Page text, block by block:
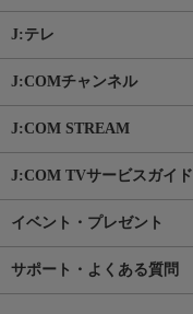
J:テレ
J:COMチャンネル
J:COM STREAM
J:COM TVサービスガイド
イベント・プレゼント
サポート・よくある質問